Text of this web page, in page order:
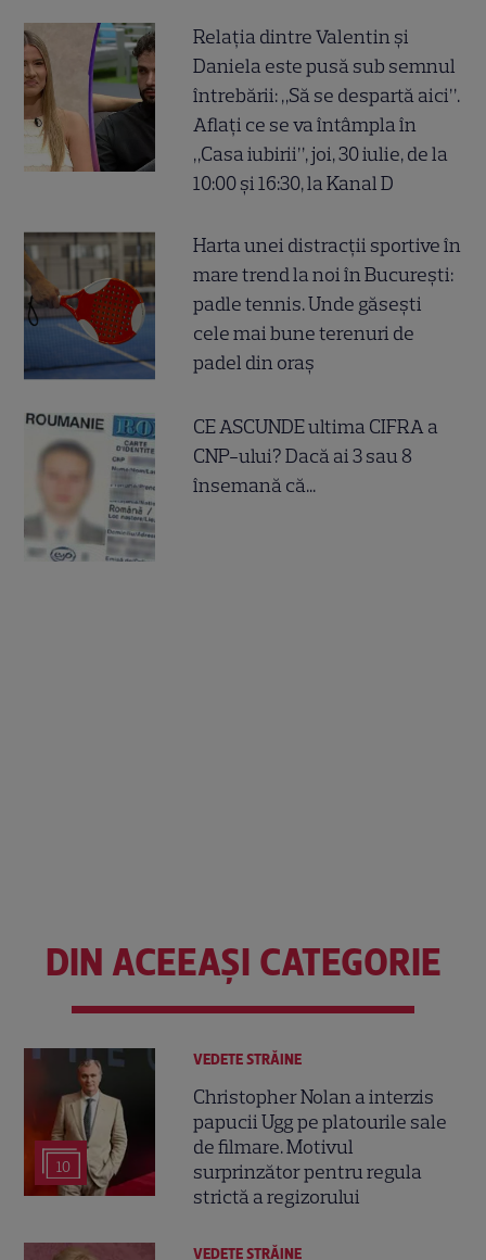
Relația dintre Valentin și
Daniela este pusă sub semnul
întrebării: „Să se despartă aici”.
Aflați ce se va întâmpla în
„Casa iubirii”, joi, 30 iulie, de la
10:00 și 16:30, la Kanal D
Harta unei distracții sportive în
mare trend la noi în București:
padle tennis. Unde găsești
cele mai bune terenuri de
padel din oraș
CE ASCUNDE ultima CIFRA a
CNP-ului? Dacă ai 3 sau 8
însemană că...
DIN ACEEAȘI CATEGORIE
10
VEDETE STRĂINE
Christopher Nolan a interzis
papucii Ugg pe platourile sale
de filmare. Motivul
surprinzător pentru regula
strictă a regizorului
VEDETE STRĂINE